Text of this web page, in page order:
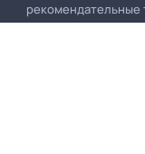
рекомендательные